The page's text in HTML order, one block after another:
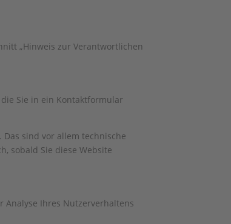
„Hinweis zur Verantwortlichen
Sie in ein Kontaktformular
sind vor allem technische
sobald Sie diese Website
Analyse Ihres Nutzerverhaltens